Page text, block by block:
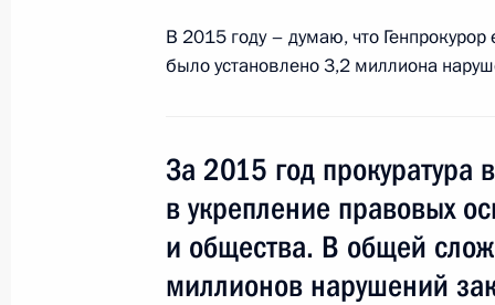
Встреча с Министром сельского
Ткачёвым
9 марта 2016 года, 19:50 Московская
В 2015 году – думаю, что
было установлено 3,2 миллиона
За 2015 год
в укрепление правовых
и общества. В общей
миллионов нарушений